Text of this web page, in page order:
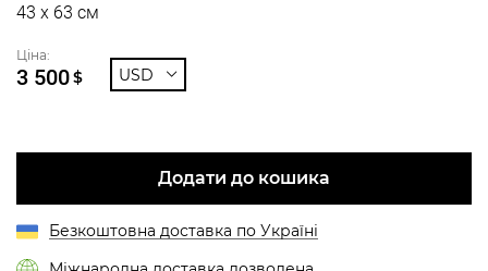
43 x 63 см
Ціна:
3 500$ USD
Додати до кошика
Безкоштовна доставка по Україні